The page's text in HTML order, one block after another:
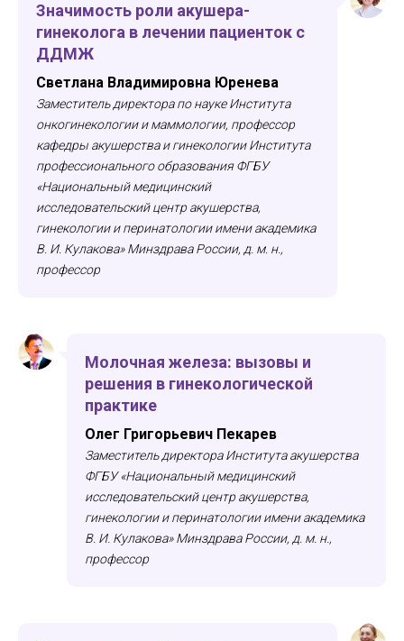
РАЗБЕРЕМ ТАКИЕ ТЕМЫ, КАК:
«Современное акушерство: научные
подходы и практические алгоритмы.
Презентация клинических рекомендаций»
«Новые технологии в диагностике и
лечении гинекологических заболеваний
и осложнений беременности»
«Проблемы репродуктивного здоровья
симпозиумов
Значимость роли акушера-
гинеколога в лечении пациенток с
ДДМЖ
Светлана Владимировна Юренева
Заместитель директора по науке Института
онкогинекологии и маммологии, профессор
кафедры акушерства и гинекологии Института
профессионального образования ФГБУ
«Национальный медицинский
исследовательский центр акушерства,
гинекологии и перинатологии имени академика
В. И. Кулакова» Минздрава России, д. м. н.,
профессор
Молочная железа: вызовы и
решения в гинекологической
практике
Олег Григорьевич Пекарев
Заместитель директора Института акушерства
ФГБУ «Национальный медицинский
исследовательский центр акушерства,
гинекологии и перинатологии имени академика
В. И. Кулакова» Минздрава России, д. м. н.,
профессор